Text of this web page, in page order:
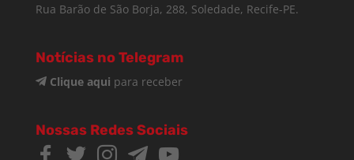
Rua Barão de São Borja, 288, Soledade, Recife-PE.
Notícias no Telegram
Clique aqui para receber
Nossas Redes Sociais